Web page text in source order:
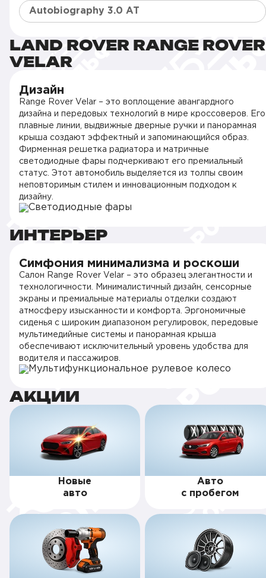
Autobiography 3.0 AT
LAND ROVER RANGE ROVER
VELAR
Дизайн
Range Rover Velar – это воплощение авангардного
дизайна и передовых технологий в мире кроссоверов. Его
плавные линии, выдвижные дверные ручки и панорамная
крыша создают эффектный и запоминающийся образ.
Фирменная решетка радиатора и матричные
светодиодные фары подчеркивают его премиальный
статус. Этот автомобиль выделяется из толпы своим
неповторимым стилем и инновационным подходом к
дизайну.
ИНТЕРЬЕР
Симфония минимализма и роскоши
Салон Range Rover Velar – это образец элегантности и
технологичности. Минималистичный дизайн, сенсорные
экраны и премиальные материалы отделки создают
атмосферу изысканности и комфорта. Эргономичные
сиденья с широким диапазоном регулировок, передовые
мультимедийные системы и панорамная крыша
обеспечивают исключительный уровень удобства для
водителя и пассажиров.
АКЦИИ
Новые
авто
Авто
с пробегом